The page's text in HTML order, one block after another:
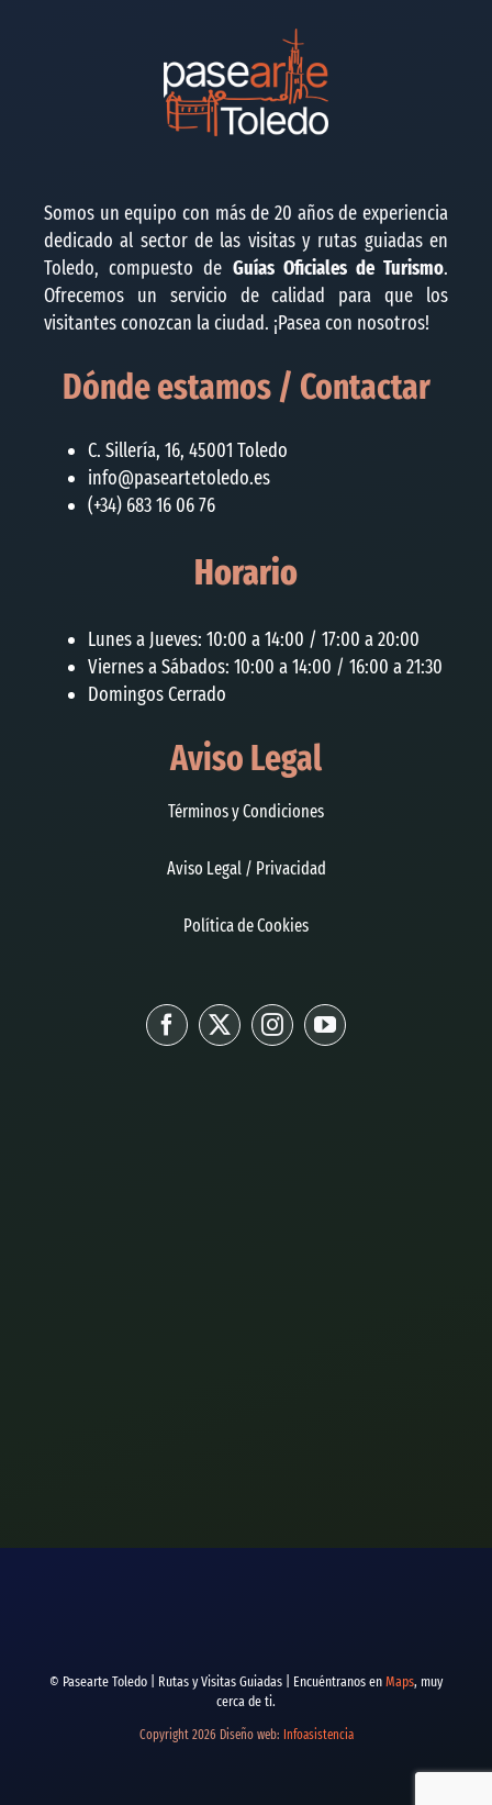
Somos un equipo con más de 20 años de experiencia
dedicado al sector de las visitas y rutas guiadas en
Toledo, compuesto de Guías Oficiales de Turismo.
Ofrecemos un servicio de calidad para que los
visitantes conozcan la ciudad. ¡Pasea con nosotros!
Dónde estamos / Contactar
C. Sillería, 16, 45001 Toledo
info@paseartetoledo.es
(+34) 683 16 06 76
Horario
Lunes a Jueves: 10:00 a 14:00 / 17:00 a 20:00
Viernes a Sábados: 10:00 a 14:00 / 16:00 a 21:30
Domingos Cerrado
Aviso Legal
Términos y Condiciones
Aviso Legal / Privacidad
Política de Cookies
© Pasearte Toledo | Rutas y Visitas Guiadas | Encuéntranos en Maps, muy
cerca de ti.
Copyright 2026 Diseño web: Infoasistencia